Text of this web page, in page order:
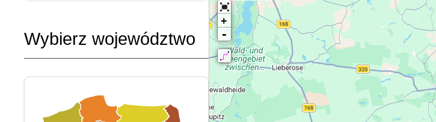
Wybierz województwo
+
-